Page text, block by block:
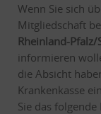
Wenn Sie sich
Mitgliedschaft
Rheinland-Pfalz/
informieren
die Absicht
Krankenkasse
Sie das